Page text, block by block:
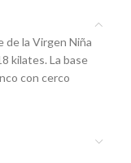
de la Virgen Niña
kilates. La base
con cerco